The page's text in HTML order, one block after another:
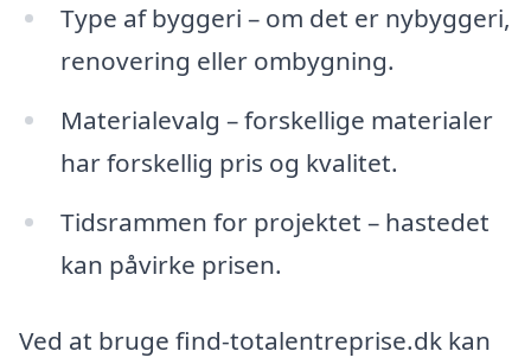
Type af byggeri – om det er nybyggeri,
renovering eller ombygning.
Materialevalg – forskellige materialer
har forskellig pris og kvalitet.
Tidsrammen for projektet – hastedet
kan påvirke prisen.
Ved at bruge find-totalentreprise.dk kan